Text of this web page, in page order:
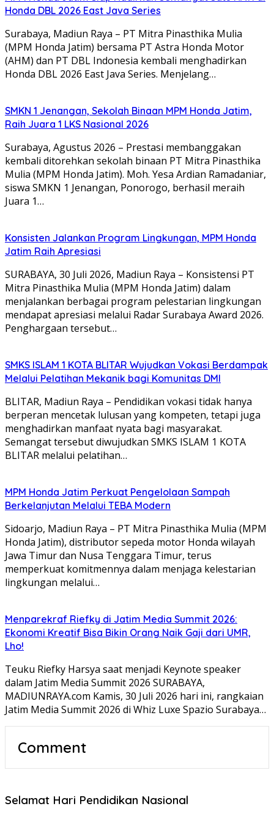
Honda DBL 2026 East Java Series
Surabaya, Madiun Raya – PT Mitra Pinasthika Mulia
(MPM Honda Jatim) bersama PT Astra Honda Motor
(AHM) dan PT DBL Indonesia kembali menghadirkan
Honda DBL 2026 East Java Series. Menjelang…
SMKN 1 Jenangan, Sekolah Binaan MPM Honda Jatim,
Raih Juara 1 LKS Nasional 2026
Surabaya, Agustus 2026 – Prestasi membanggakan
kembali ditorehkan sekolah binaan PT Mitra Pinasthika
Mulia (MPM Honda Jatim). Moh. Yesa Ardian Ramadaniar,
siswa SMKN 1 Jenangan, Ponorogo, berhasil meraih
Juara 1…
Konsisten Jalankan Program Lingkungan, MPM Honda
Jatim Raih Apresiasi
SURABAYA, 30 Juli 2026, Madiun Raya – Konsistensi PT
Mitra Pinasthika Mulia (MPM Honda Jatim) dalam
menjalankan berbagai program pelestarian lingkungan
mendapat apresiasi melalui Radar Surabaya Award 2026.
Penghargaan tersebut…
SMKS ISLAM 1 KOTA BLITAR Wujudkan Vokasi Berdampak
Melalui Pelatihan Mekanik bagi Komunitas DMI
BLITAR, Madiun Raya – Pendidikan vokasi tidak hanya
berperan mencetak lulusan yang kompeten, tetapi juga
menghadirkan manfaat nyata bagi masyarakat.
Semangat tersebut diwujudkan SMKS ISLAM 1 KOTA
BLITAR melalui pelatihan…
MPM Honda Jatim Perkuat Pengelolaan Sampah
Berkelanjutan Melalui TEBA Modern
Sidoarjo, Madiun Raya – PT Mitra Pinasthika Mulia (MPM
Honda Jatim), distributor sepeda motor Honda wilayah
Jawa Timur dan Nusa Tenggara Timur, terus
memperkuat komitmennya dalam menjaga kelestarian
lingkungan melalui…
Menparekraf Riefky di Jatim Media Summit 2026:
Ekonomi Kreatif Bisa Bikin Orang Naik Gaji dari UMR,
Lho!
Teuku Riefky Harsya saat menjadi Keynote speaker
dalam Jatim Media Summit 2026 SURABAYA,
MADIUNRAYA.com Kamis, 30 Juli 2026 hari ini, rangkaian
Jatim Media Summit 2026 di Whiz Luxe Spazio Surabaya…
Comment
Selamat Hari Pendidikan Nasional